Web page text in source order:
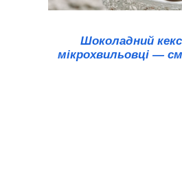
Шоколадний
мікрохвильовці —